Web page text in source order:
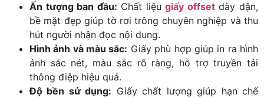
Ấn tượng ban đầu: Chất liệugiấy offsetdày dặn,
bề mặt đẹp giúp tờ rơi trông chuyên nghiệp và thu
hút người nhận đọc nội dung.
Hình ảnh và màu sắc: Giấy phù hợp giúp in ra hình
ảnh sắc nét, màu sắc rõ ràng, hỗ trợ truyền tải
thông điệp hiệu quả.
Độ bền sử dụng: Giấy chất lượng giúp hạn chế